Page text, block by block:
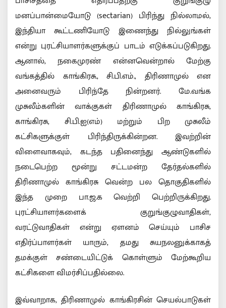
மனப்பான்மையோடு (sectarian) பிரிந்து நில்லாமல்,
இந்தியா கூட்டணியோடு இணைந்து நில்லுங்கள்
என்று புரட்சியாளர்களுக்குப் பாடம் எடுக்கப்படுகிறது.
ஆனால், நகைமுரண் என்னவென்றால் மேற்கு
வங்கத்தில் காங்கிரசு., சி.பி.எம்., திரிணாமுல் என
அனைவரும் பிரிந்தே நின்றனர். மே.வங்க
முசுலீம்களின் வாக்குகள் திரிணாமுல் காங்கிரசு,
காங்கிரசு, சி.பி.ஐ(எம்) மற்றும் பிற முசுலீம்
கட்சிகளுக்குள் பிரிந்திருக்கின்றன. இவற்றின்
விளைவாகவும், கடந்த பதினைந்து ஆண்டுகளில்
நடைபெற்ற மூன்று சட்டமன்ற தேர்தல்களில்
திரிணாமுல் காங்கிரசு வென்ற பல தொகுதிகளில்
இந்த முறை பா.ஜ.க வெற்றி பெற்றிருக்கிறது.
புரட்சியாளர்களைக் குறுங்குழுவாதிகள்,
வரட்டுவாதிகள் என்று ஏளனம் செய்யும் பாசிச
எதிர்ப்பாளர்கள் யாரும், தமது சுயநலனுக்காகத்
தமக்குள் சண்டையிட்டுக் கொள்ளும் மேற்கூறிய
கட்சிகளை விமர்சிப்பதில்லை.
இவ்வாறாக, திரிணாமுல் காங்கிரசின் செயல்பாடுகள்